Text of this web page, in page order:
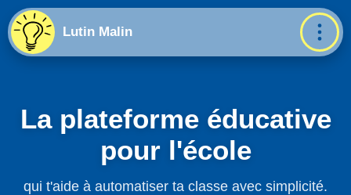
Lutin Malin
La plateforme éducative
pour l'école
qui t'aide à automatiser ta classe avec simplicité.